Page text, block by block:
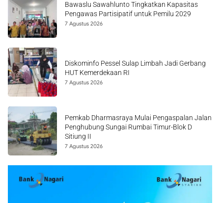
Bawaslu Sawahlunto Tingkatkan Kapasitas
Pengawas Partisipatif untuk Pemilu 2029
7 Agustus 2026
Diskominfo Pessel Sulap Limbah Jadi Gerbang
HUT Kemerdekaan RI
7 Agustus 2026
Pemkab Dharmasraya Mulai Pengaspalan Jalan
Penghubung Sungai Rumbai Timur-Blok D
Sitiung II
7 Agustus 2026